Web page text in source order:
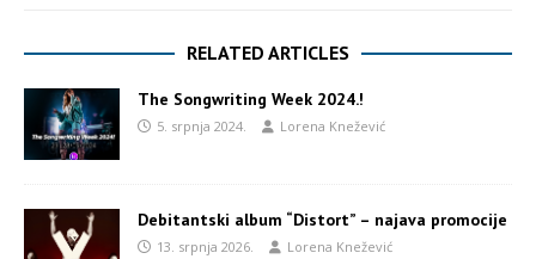
RELATED ARTICLES
The Songwriting Week 2024.!
5. srpnja 2024. Lorena Knežević
Debitantski album “Distort” – najava promocije
13. srpnja 2026. Lorena Knežević